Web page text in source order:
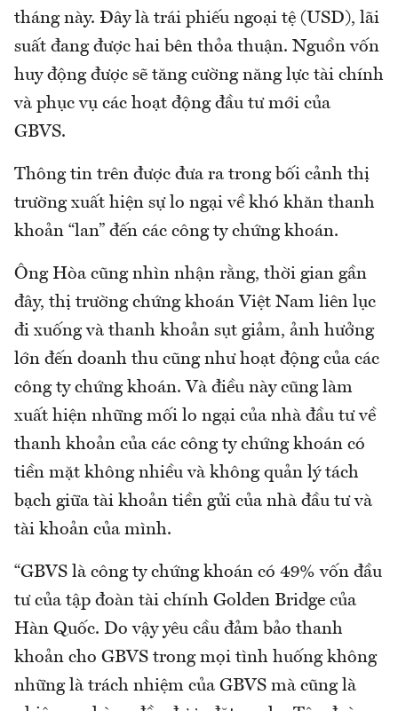
tháng này. Đây là trái phiếu ngoại tệ (USD), lãi
suất đang được hai bên thỏa thuận. Nguồn vốn
huy động được sẽ tăng cường năng lực tài chính
và phục vụ các hoạt động đầu tư mới của
GBVS.
Thông tin trên được đưa ra trong bối cảnh thị
trường xuất hiện sự lo ngại về khó khăn thanh
khoản “lan” đến các công ty chứng khoán.
Ông Hòa cũng nhìn nhận rằng, thời gian gần
đây, thị trường chứng khoán Việt Nam liên lục
đi xuống và thanh khoản sụt giảm, ảnh hưởng
lớn đến doanh thu cũng như hoạt động của các
công ty chứng khoán. Và điều này cũng làm
xuất hiện những mối lo ngại của nhà đầu tư về
thanh khoản của các công ty chứng khoán có
tiền mặt không nhiều và không quản lý tách
bạch giữa tài khoản tiền gửi của nhà đầu tư và
tài khoản của mình.
“GBVS là công ty chứng khoán có 49% vốn đầu
tư của tập đoàn tài chính Golden Bridge của
Hàn Quốc. Do vậy yêu cầu đảm bảo thanh
khoản cho GBVS trong mọi tình huống không
những là trách nhiệm của GBVS mà cũng là